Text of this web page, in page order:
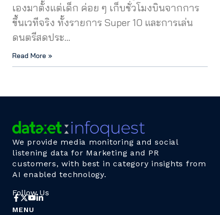
เองมาตั้งแต่เด็ก ค่อย ๆ เก็บชั่วโมงบินจากการ
ขึ้นเวทีจริง ทั้งรายการ Super 10 และการเล่น
ดนตรีสดประ…
Read More »
We provide media monitoring and social
listening data for Marketing and PR
customers, with best in category insights from
AI enabled technology.
Follow Us
MENU